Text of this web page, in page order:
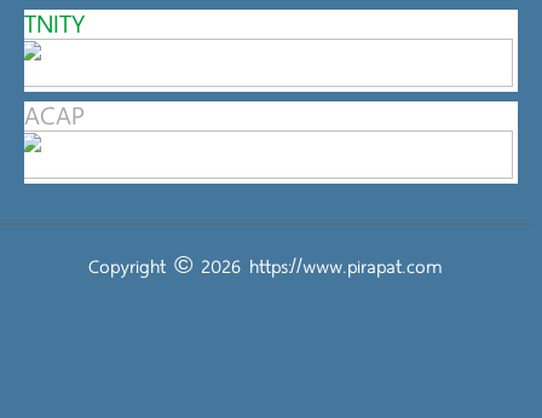
TNITY
ACAP
Copyright © 2026 https://www.pirapat.com